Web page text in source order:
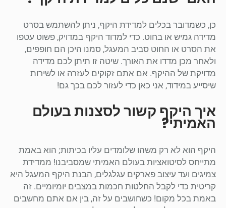
כן, כשמדובר בכלים למדידת היקף, ניתן להשתמש בסרט
מדידה גמיש או בחוט. כדי למדוד היקף במדויק, פשוט עטפו
את הסרט או החוט סביב המעגל, סמנו היכן הם חופפים,
ולאחר מכן מדדו את האורך. שיטה זו תיתן לכם מדידה
מדויקת של ההיקף. אם אתם זקוקים לעזרה או לשירות
שיסייע במידוד, אני כאן כדי לעזור לכם בכך גם!
איך היקף קשור לסצנות בעולם
האמיתי?
היקף הוא לא רק משהו שלומדים עליו בכיתות; הוא באמת
מתייחס לסיטואציות בעולם האמיתי שמסביבנו! ממדידת
צמיגים ועד עיצוב פארקים עגלגלים, הבנת היקף המעגל היא
קריטית כדי לקבל החלטות חכמות במצבים יומיומיים. זה
באמת בכל מקום! כשחושבים על זה, בין אם אתם מחשבים